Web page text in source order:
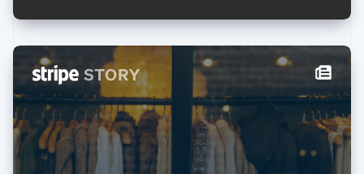
สโลวาเกีย
English Italiano
สวิตเซอร์แลนด์
DeutschFrançaisItalianoEnglish
สวีเดน
Svenska English
สหรัฐอเมริกา
English Español 简体中文